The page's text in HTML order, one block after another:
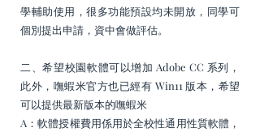
學輔助使用，很多功能預設均未開放，同學可
個別提出申請，資中會做評估。
二、希望校園軟體可以增加 Adobe CC 系列，
此外，嘸蝦米官方也已經有 Win11 版本，希望
可以提供最新版本的嘸蝦米
A：軟體授權費用係用於全校性通用性質軟體，